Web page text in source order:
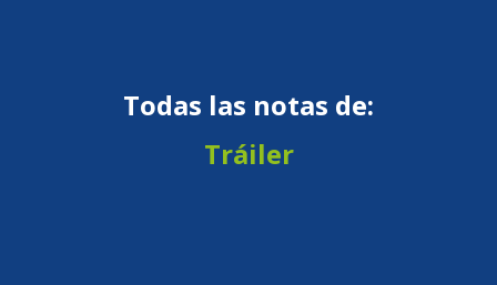
Todas las notas de:
Tráiler